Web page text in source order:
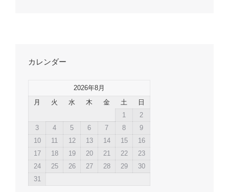
カレンダー
2026年8月
月
火 水 木 金 土
日
1
2
3
4 5 6 7 8
9
10
11 12 13 14 15
16
17
18 19 20 21 22
23
24
25 26 27 28 29
30
31